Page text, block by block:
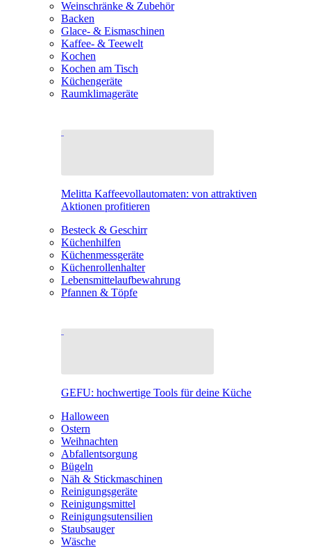
Weinschränke & Zubehör
Backen
Glace- & Eismaschinen
Kaffee- & Teewelt
Kochen
Kochen am Tisch
Küchengeräte
Raumklimageräte
Melitta Kaffeevollautomaten: von attraktiven
Aktionen profitieren
Besteck & Geschirr
Küchenhilfen
Küchenmessgeräte
Küchenrollenhalter
Lebensmittelaufbewahrung
Pfannen & Töpfe
GEFU: hochwertige Tools für deine Küche
Halloween
Ostern
Weihnachten
Abfallentsorgung
Bügeln
Näh & Stickmaschinen
Reinigungsgeräte
Reinigungsmittel
Reinigungsutensilien
Staubsauger
Wäsche